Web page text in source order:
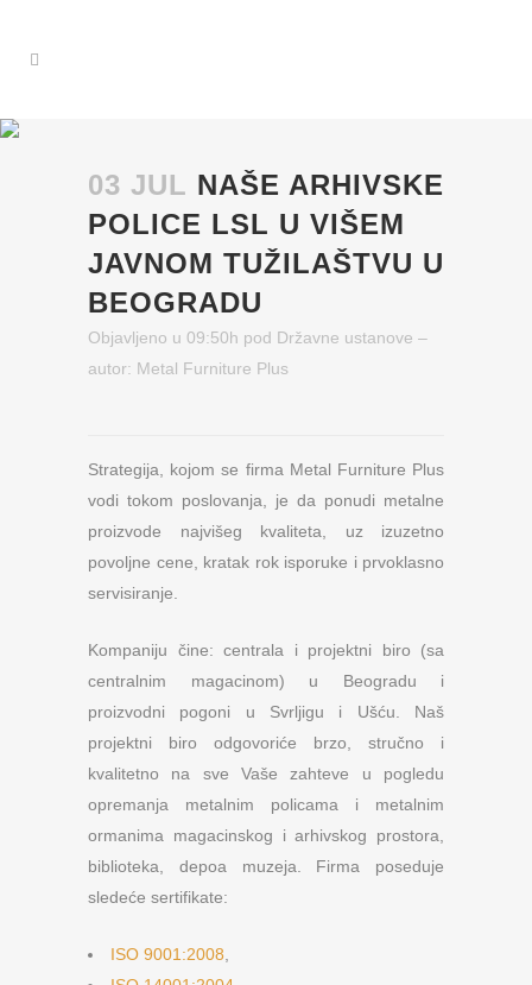
03 JUL NAŠE ARHIVSKE
POLICE LSL U VIŠEM
JAVNOM TUŽILAŠTVU U
BEOGRADU
Objavljeno u 09:50h pod Državne ustanove –
autor: Metal Furniture Plus
Strategija, kojom se firma Metal Furniture Plus
vodi tokom poslovanja, je da ponudi metalne
proizvode najvišeg kvaliteta, uz izuzetno
povoljne cene, kratak rok isporuke i prvoklasno
servisiranje.
Kompaniju čine: centrala i projektni biro (sa
centralnim magacinom) u Beogradu i
proizvodni pogoni u Svrljigu i Ušću. Naš
projektni biro odgovoriće brzo, stručno i
kvalitetno na sve Vaše zahteve u pogledu
opremanja metalnim policama i metalnim
ormanima magacinskog i arhivskog prostora,
biblioteka, depoa muzeja. Firma poseduje
sledeće sertifikate:
ISO 9001:2008